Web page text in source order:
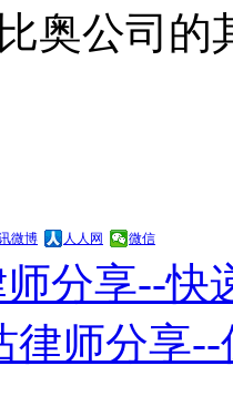
奥公司的
微博 人人网 微信
师分享--
律师分享